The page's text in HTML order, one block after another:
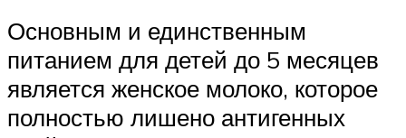
Основным и единственным
питанием для детей до 5 месяцев
является женское молоко, которое
полностью лишено антигенных